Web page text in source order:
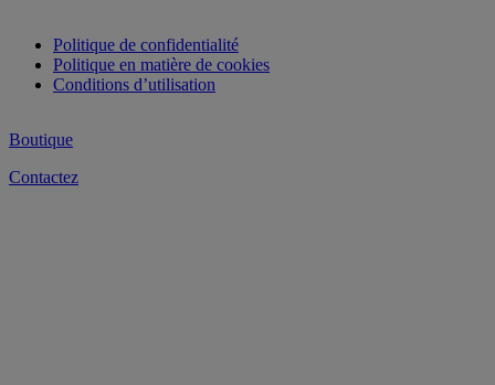
Politique de confidentialité
Politique en matière de cookies
Conditions d’utilisation
Boutique
Contactez